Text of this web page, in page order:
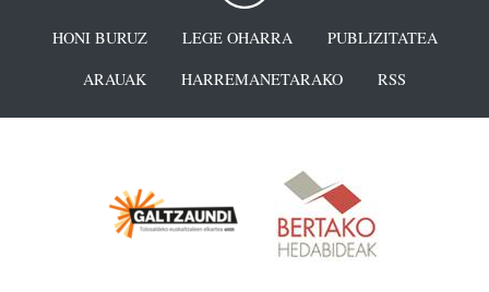
HONI BURUZ LEGE OHARRA
PUBLIZITATEA
ARAUAK
HARREMANETARAKO RSS